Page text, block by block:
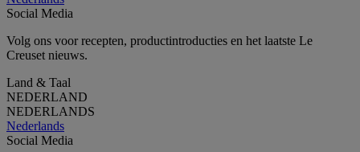
Social Media
Volg ons voor recepten, productintroducties en het laatste Le
Creuset nieuws.
Land & Taal
NEDERLAND
NEDERLANDS
Nederlands
Social Media